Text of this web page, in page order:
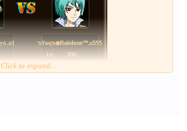
Click to expand...